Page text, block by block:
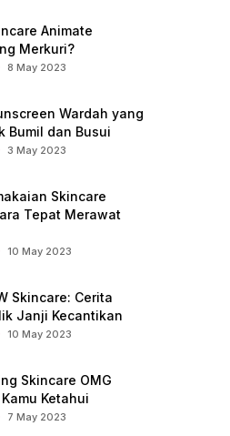
Animate
Merkuri?
8 May 2023
Wardah yang
Bumil dan Busui
3 May 2023
Skincare
Tepat Merawat
10 May 2023
Skincare: Cerita
Janji Kecantikan
10 May 2023
Skincare OMG
Ketahui
7 May 2023